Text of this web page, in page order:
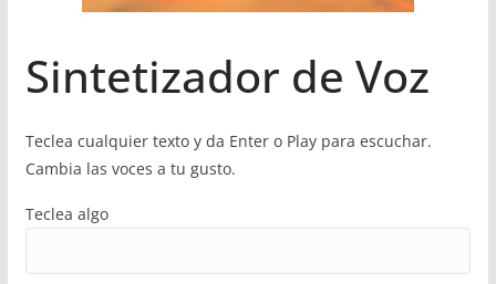
Sintetizador de Voz
Teclea cualquier texto y da Enter o Play para escuchar.
Cambia las voces a tu gusto.
Teclea algo